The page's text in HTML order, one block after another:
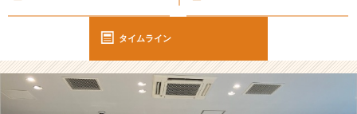
ー
ル
ム
で。
タイムライン